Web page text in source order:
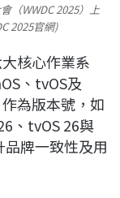
（WWDC 2025）上
2025官網)
核心作業系
、tvOS及
為版本號，如
、tvOS 26與
牌一致性及用